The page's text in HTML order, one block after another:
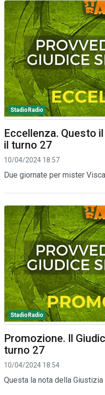
StadioRadio
Eccellenza. Questo
il turno 27
10/04/2024 18:57
Due giornate per mister
StadioRadio
Promozione. Il
turno 27
10/04/2024 18:54
Questa la nota della